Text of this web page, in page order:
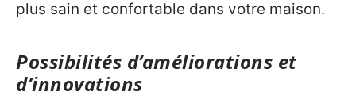
plus sain et confortable dans votre maison.
Possibilités d’améliorations et
d’innovations